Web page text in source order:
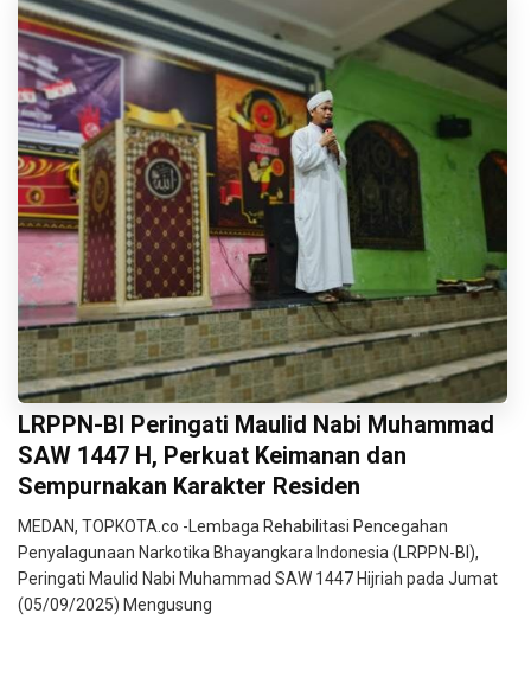
LRPPN-BI Peringati Maulid Nabi Muhammad
SAW 1447 H, Perkuat Keimanan dan
Sempurnakan Karakter Residen
MEDAN, TOPKOTA.co -Lembaga Rehabilitasi Pencegahan
Penyalagunaan Narkotika Bhayangkara Indonesia (LRPPN-BI),
Peringati Maulid Nabi Muhammad SAW 1447 Hijriah pada Jumat
(05/09/2025) Mengusung